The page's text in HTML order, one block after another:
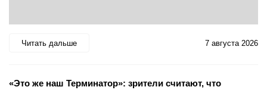
Читать дальше 7 августа 2026
«Это же наш Терминатор»: зрители считают, что